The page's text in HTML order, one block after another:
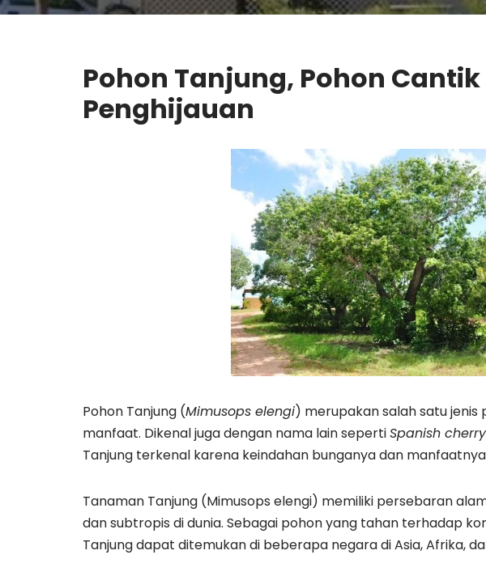
Pohon Tanjung, Pohon
Penghijauan
Pohon Tanjung (Mimusops elengi) merupakan salah satu
manfaat. Dikenal juga dengan nama lain sepertiSpanish cherry
Tanjung terkenal karena keindahan bunganya dan
Tanaman Tanjung (Mimusops elengi) memiliki persebaran
dan subtropis di dunia. Sebagai pohon yang tahan terhadap
Tanjung dapat ditemukan di beberapa negara di Asia, Afrika,